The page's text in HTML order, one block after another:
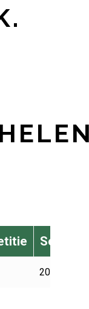
Seizoen
2022-2023